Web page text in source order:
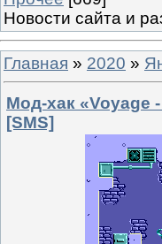
Новости сайта и
Главная » 2020 »
Мод-хак «Voyage
[SMS]